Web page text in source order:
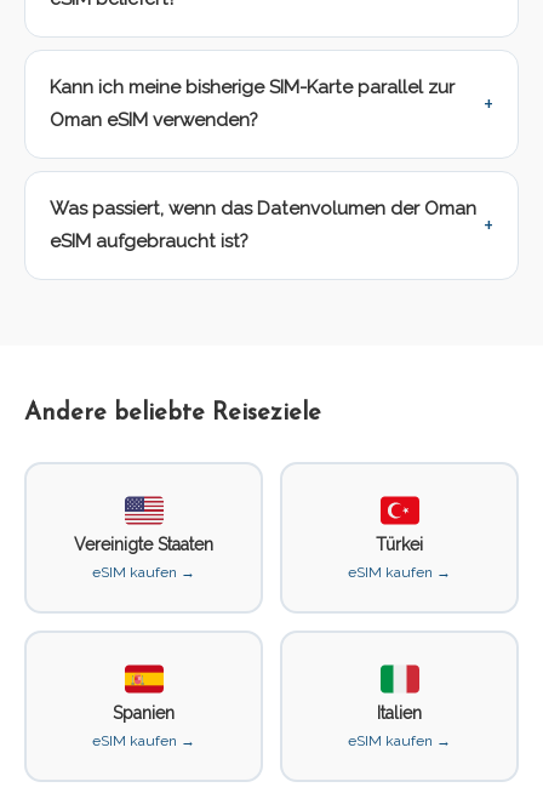
Kann ich meine bisherige SIM-Karte parallel zur
Oman eSIM verwenden?
Was passiert, wenn das Datenvolumen der Oman
eSIM aufgebraucht ist?
Andere beliebte Reiseziele
Vereinigte Staaten
eSIM kaufen →
Türkei
eSIM kaufen →
Spanien
eSIM kaufen →
Italien
eSIM kaufen →